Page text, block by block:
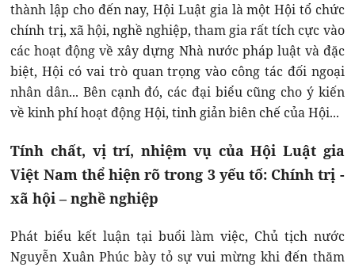
thành lập cho đến nay, Hội Luật gia là một Hội tổ chức
chính trị, xã hội, nghề nghiệp, tham gia rất tích cực vào
các hoạt động về xây dựng Nhà nước pháp luật và đặc
biệt, Hội có vai trò quan trọng vào công tác đối ngoại
nhân dân... Bên cạnh đó, các đại biểu cũng cho ý kiến
về kinh phí hoạt động Hội, tinh giản biên chế của Hội...
Tính chất, vị trí, nhiệm vụ của Hội Luật gia
Việt Nam thể hiện rõ trong 3 yếu tố: Chính trị -
xã hội – nghề nghiệp
Phát biểu kết luận tại buổi làm việc, Chủ tịch nước
Nguyễn Xuân Phúc bày tỏ sự vui mừng khi đến thăm